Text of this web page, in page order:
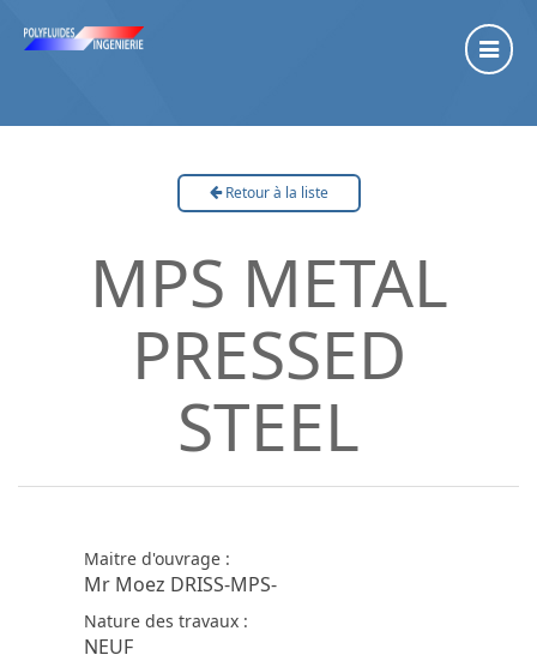
Retour à la liste
MPS METAL
PRESSED
STEEL
Maitre d'ouvrage :
Mr Moez DRISS-MPS-
Nature des travaux :
NEUF